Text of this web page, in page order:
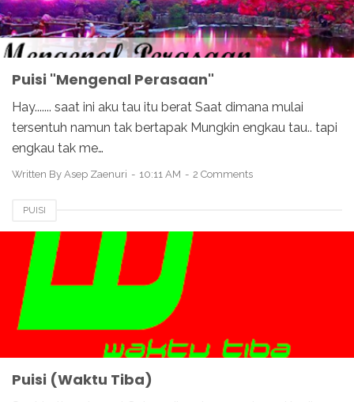
Puisi "Mengenal Perasaan"
Hay....... saat ini aku tau itu berat Saat dimana mulai
tersentuh namun tak bertapak Mungkin engkau tau.. tapi
engkau tak me…
Written By Asep Zaenuri 10:11 AM 2 Comments
PUISI
Puisi (Waktu Tiba)